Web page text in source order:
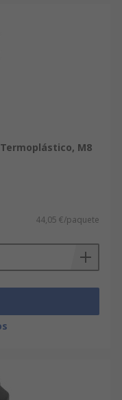
Termoplástico, M8
44,05 €/paquete